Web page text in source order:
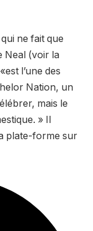
ne fait que
Neal (voir la
l’une des
Nation, un
mais le
» Il
plate-forme sur